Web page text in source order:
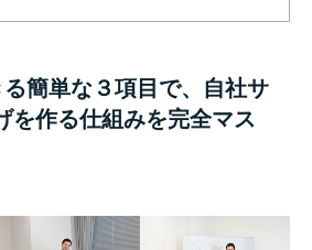
る簡単な３項目で、自社サ
を作る仕組みを完全マス